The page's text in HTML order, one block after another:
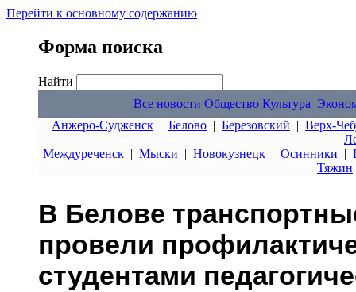
Перейти к основному содержанию
Форма поиска
Найти
Все новости Общество Культура
Анжеро-Судженск | Белово | Березовский | Верх-
Междуреченск| Мыски | Новокузнецк| Осинники |
Тяжин
В Белове
провели
студентами